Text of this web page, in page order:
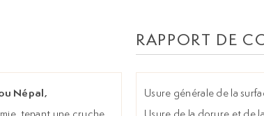
Népal,
RAPPORT DE
Usure générale de la